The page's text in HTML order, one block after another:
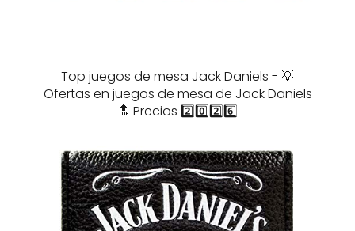
Top juegos de mesa Jack Daniels - 💡
Ofertas en juegos de mesa de Jack Daniels
🔝 Precios 2️⃣0️⃣2️⃣6️⃣